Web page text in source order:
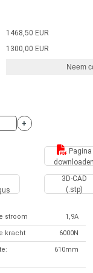
1468,50 EUR
1300,00 EUR
Neem
+
Pagina
3D-CAD
(.stp)
stroom 1,9A
kracht 6000N
610mm